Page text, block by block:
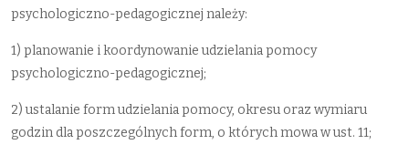
psychologiczno-pedagogicznej należy:
1) planowanie i koordynowanie udzielania pomocy
psychologiczno-pedagogicznej;
2) ustalanie form udzielania pomocy, okresu oraz wymiaru
godzin dla poszczególnych form, o których mowa w ust. 11;